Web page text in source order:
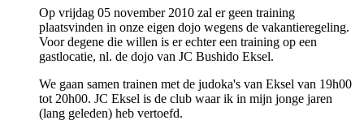
Op vrijdag 05 november 2010 zal er geen training
plaatsvinden in onze eigen dojo wegens de vakantieregeling.
Voor degene die willen is er echter een training op een
gastlocatie, nl. de dojo van JC Bushido Eksel.
We gaan samen trainen met de judoka's van Eksel van 19h00
tot 20h00. JC Eksel is de club waar ik in mijn jonge jaren
(lang geleden) heb vertoefd.